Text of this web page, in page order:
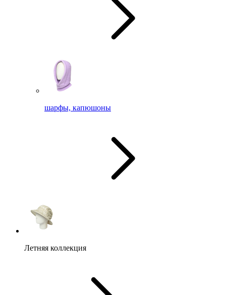
шарфы, капюшоны
Летняя коллекция